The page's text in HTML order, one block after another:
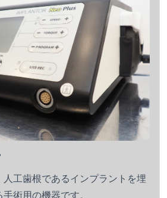
人工歯根であるインプラントを埋
術用の機器です。